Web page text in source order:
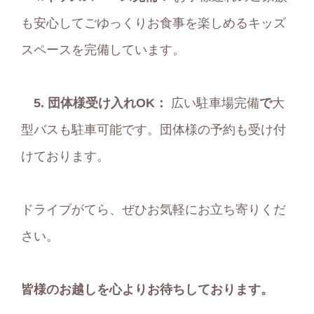
も安心してごゆっくりお食事を楽しめるキッズ
スペースを完備しています。
5. 団体様受け入れOK： 広い駐車場完備で大
型バスも駐車可能です。団体様の予約も受け付
けております。
ドライブがてら、ぜひお気軽にお立ち寄りくだ
さい。
皆様のお越しを心よりお待ちしております。